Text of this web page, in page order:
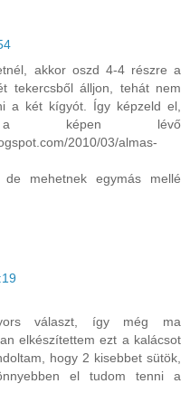
akkor oszd 4-4 részre a
tekercsből álljon, tehát nem
a két kígyót. Így képzeld el,
képen lévő
2010/03/almas-
mehetnek egymás mellé
választ, így még ma
elkészítettem ezt a kalácsot
hogy 2 kisebbet sütök,
el tudom tenni a